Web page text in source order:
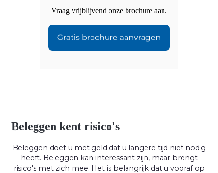
Vraag vrijblijvend onze brochure aan.
Beleggen kent risico's
Beleggen doet u met geld dat u langere tijd niet nodig
heeft. Beleggen kan interessant zijn, maar brengt
risico's met zich mee. Het is belangrijk dat u vooraf op